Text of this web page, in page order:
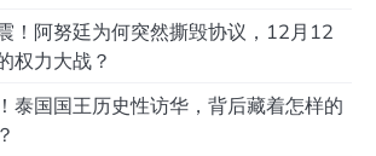
！阿努廷为何突然撕毁协议，12月12
权力大战？
泰国国王历史性访华，背后藏着怎样的